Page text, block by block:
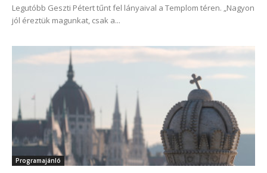
Legutóbb Geszti Pétert tűnt fel lányaival a Templom téren. „Nagyon
jól éreztük magunkat, csak a...
Programajánló